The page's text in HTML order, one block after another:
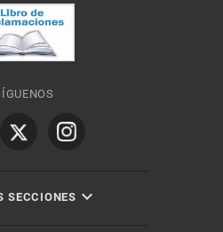
SECCIONES